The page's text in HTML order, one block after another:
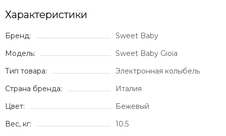
Характеристики
Бренд:
Sweet Baby
Модель:
Sweet Baby Gioia
Тип товара:
Электронная колыбель
Страна бренда:
Италия
Цвет:
Бежевый
Вес, кг:
10.5